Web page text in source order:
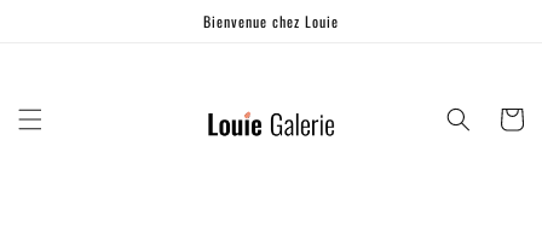
Bienvenue chez Louie
Panier